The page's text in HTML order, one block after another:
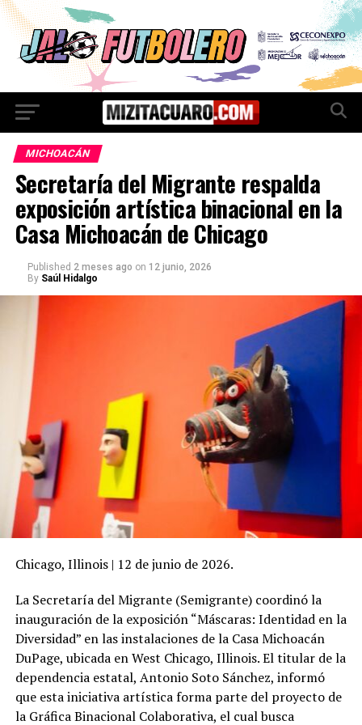
MICHOACÁN
Secretaría del Migrante respalda
exposición artística binacional en la
Casa Michoacán de Chicago
Published 2 meses ago on 12 junio, 2026
By Saúl Hidalgo
Chicago, Illinois | 12 de junio de 2026.
La Secretaría del Migrante (Semigrante) coordinó la
inauguración de la exposición “Máscaras: Identidad en la
Diversidad” en las instalaciones de la Casa Michoacán
DuPage, ubicada en West Chicago, Illinois. El titular de la
dependencia estatal, Antonio Soto Sánchez, informó
que esta iniciativa artística forma parte del proyecto de
la Gráfica Binacional Colaborativa, el cual busca